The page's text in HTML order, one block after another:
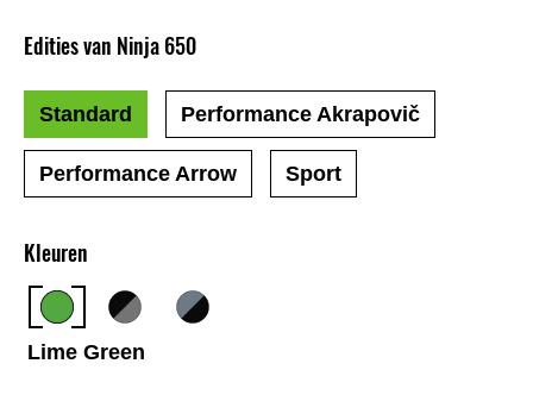
Kleuren
Lime Green
Edities van Ninja 650
Standard Performance Akrapovič
Performance Arrow Sport